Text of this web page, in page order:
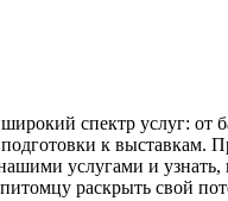
спектр услуг: от
к выставкам.
услугами и
раскрыть свой